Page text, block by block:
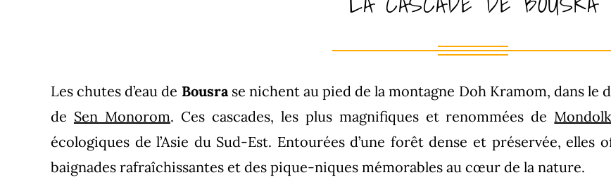
Les chutes d’eau de Bousrase nichent au pied de la montagne Doh Kramom, dans le
de Sen Monorom. Ces cascades, les plus magnifiques et renommées de
écologiques de l’Asie du Sud-Est. Entourées d’une forêt dense et préservée,
baignades rafraîchissantes et des pique-niques mémorables au cœur de la nature.